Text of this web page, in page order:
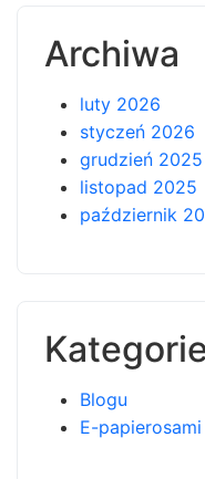
Archiwa
luty 2026
styczeń 2026
grudzień 2025
listopad 2025
październik
Blogu
E-papierosami